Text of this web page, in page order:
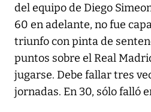
del equipo de Diego
60 en adelante, no fue
triunfo con pinta de
puntos sobre el Real
jugarse. Debe fallar tres
jornadas. En 30, sólo falló